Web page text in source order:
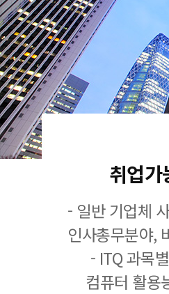
취업가
- 일반 기업체
인사총무분야,
- ITQ 과목
컴퓨터 활용